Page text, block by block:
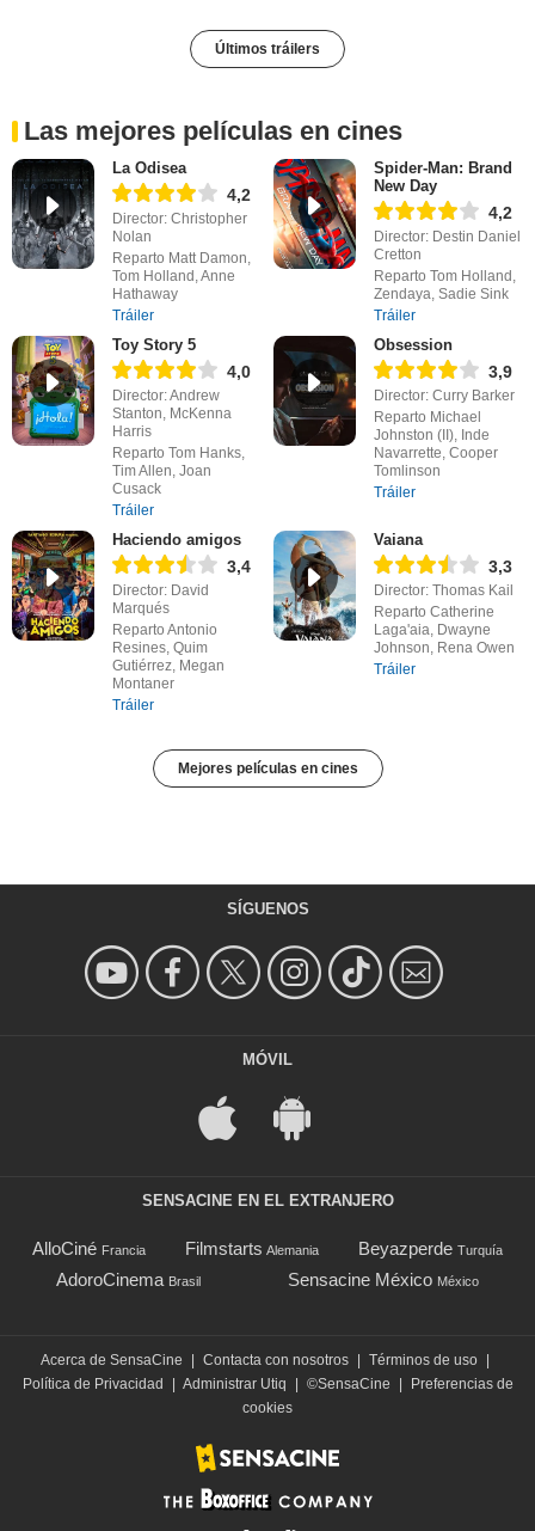
Últimos tráilers
Las mejores películas en cines
La Odisea
4,2
Director: Christopher
Nolan
Reparto Matt Damon,
Tom Holland, Anne
Hathaway
Tráiler
Spider-Man: Brand
New Day
4,2
Director: Destin Daniel
Cretton
Reparto Tom Holland,
Zendaya, Sadie Sink
Tráiler
Toy Story 5
4,0
Director: Andrew
Stanton, McKenna
Harris
Reparto Tom Hanks,
Tim Allen, Joan
Cusack
Tráiler
Obsession
3,9
Director: Curry Barker
Reparto Michael
Johnston (II), Inde
Navarrette, Cooper
Tomlinson
Tráiler
Haciendo amigos
3,4
Director: David
Marqués
Reparto Antonio
Resines, Quim
Gutiérrez, Megan
Montaner
Tráiler
Vaiana
3,3
Director: Thomas Kail
Reparto Catherine
Laga'aia, Dwayne
Johnson, Rena Owen
Tráiler
Mejores películas en cines
SÍGUENOS
MÓVIL
SENSACINE EN EL EXTRANJERO
AlloCiné Francia Filmstarts Alemania Beyazperde Turquía
AdoroCinema Brasil Sensacine México México
Acerca de SensaCine Contacta con nosotros Términos de uso
Política de Privacidad
Administrar Utiq ©SensaCine
Preferencias de
cookies